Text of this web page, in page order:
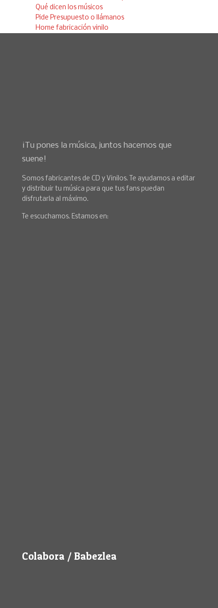
Qué dicen los músicos
Pide Presupuesto o llámanos
Home fabricación vinilo
¡Tu pones la música, juntos hacemos que
suene!
Somos fabricantes de CD y Vinilos. Te ayudamos a editar
y distribuir tu música para que tus fans puedan
disfrutarla al máximo.
Te escuchamos. Estamos en:
Colabora / Babezlea